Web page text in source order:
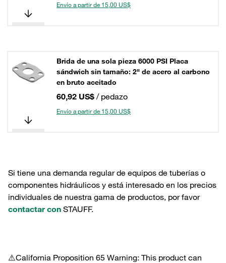
Envío a partir de 15,00 US$
Brida de una sola pieza 6000 PSI Placa
sándwich sin tamaño: 2" de acero al carbono
en bruto aceitado
60,92 US$ / pedazo
Envío a partir de 15,00 US$
Si tiene una demanda regular de equipos de tuberías o
componentes hidráulicos y está interesado en los precios
individuales de nuestra gama de productos, por favor
contactar con STAUFF.
⚠️California Proposition 65 Warning: This product can